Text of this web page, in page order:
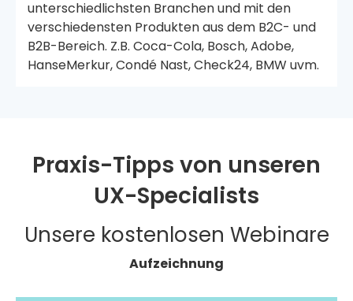
unterschiedlichsten Branchen und mit den
verschiedensten Produkten aus dem B2C- und
B2B-Bereich. Z.B. Coca-Cola, Bosch, Adobe,
HanseMerkur, Condé Nast, Check24, BMW uvm.
Praxis-Tipps von unseren
UX-Specialists
Unsere kostenlosen Webinare
Aufzeichnung